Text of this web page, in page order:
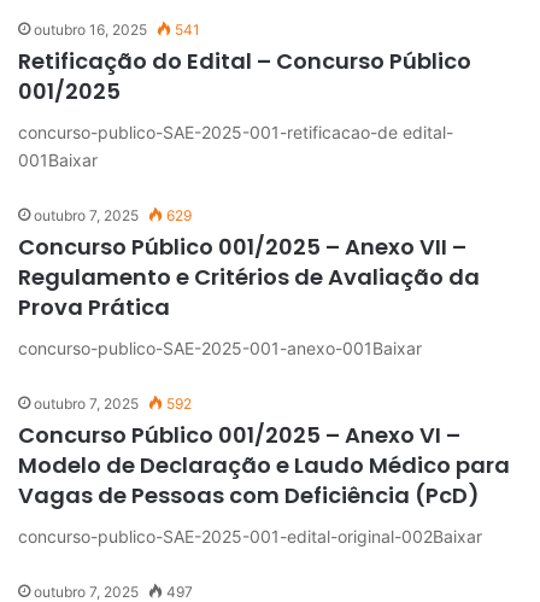
outubro 16, 2025 541
Retificação do Edital – Concurso Público
001/2025
concurso-publico-SAE-2025-001-retificacao-de edital-
001Baixar
outubro 7, 2025 629
Concurso Público 001/2025 – Anexo VII –
Regulamento e Critérios de Avaliação da
Prova Prática
concurso-publico-SAE-2025-001-anexo-001Baixar
outubro 7, 2025 592
Concurso Público 001/2025 – Anexo VI –
Modelo de Declaração e Laudo Médico para
Vagas de Pessoas com Deficiência (PcD)
concurso-publico-SAE-2025-001-edital-original-002Baixar
outubro 7, 2025 497